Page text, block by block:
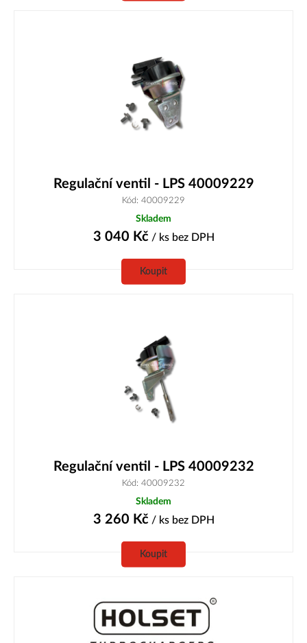
Regulační ventil - LPS 40009229
Kód: 40009229
Skladem
3 040 Kč/ ks bez DPH
Koupit
Regulační ventil - LPS 40009232
Kód: 40009232
Skladem
3 260 Kč/ ks bez DPH
Koupit